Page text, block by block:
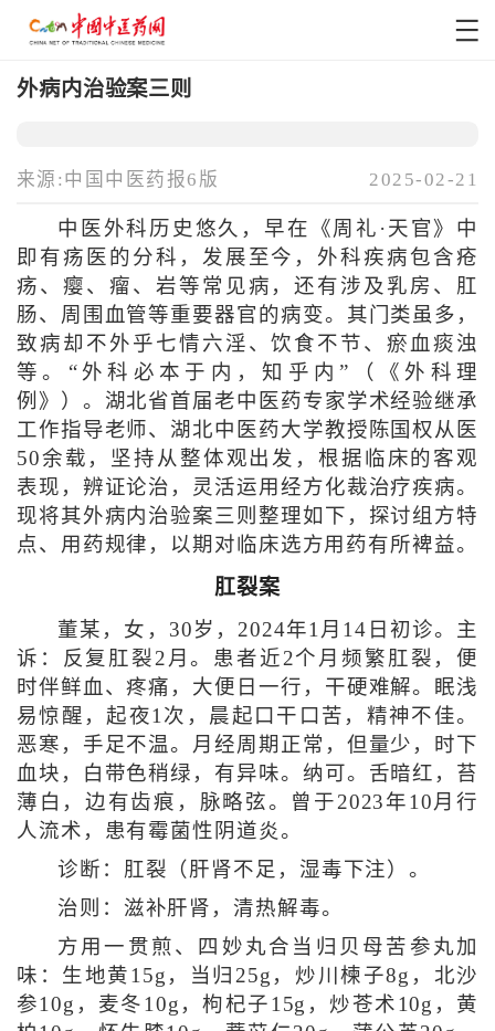
外病内治验案三则
来源:中国中医药报6版 2025-02-21
中医外科历史悠久，早在《周礼·天官》中
即有疡医的分科，发展至今，外科疾病包含疮
疡、瘿、瘤、岩等常见病，还有涉及乳房、肛
肠、周围血管等重要器官的病变。其门类虽多，
致病却不外乎七情六淫、饮食不节、瘀血痰浊
等。“外科必本于内，知乎内”（《外科理
例》）。湖北省首届老中医药专家学术经验继承
工作指导老师、湖北中医药大学教授陈国权从医
50余载，坚持从整体观出发，根据临床的客观
表现，辨证论治，灵活运用经方化裁治疗疾病。
现将其外病内治验案三则整理如下，探讨组方特
点、用药规律，以期对临床选方用药有所裨益。
肛裂案
董某，女，30岁，2024年1月14日初诊。主
诉：反复肛裂2月。患者近2个月频繁肛裂，便
时伴鲜血、疼痛，大便日一行，干硬难解。眠浅
易惊醒，起夜1次，晨起口干口苦，精神不佳。
恶寒，手足不温。月经周期正常，但量少，时下
血块，白带色稍绿，有异味。纳可。舌暗红，苔
薄白，边有齿痕，脉略弦。曾于2023年10月行
人流术，患有霉菌性阴道炎。
诊断：肛裂（肝肾不足，湿毒下注）。
治则：滋补肝肾，清热解毒。
方用一贯煎、四妙丸合当归贝母苦参丸加
味：生地黄15g，当归25g，炒川楝子8g，北沙
参10g，麦冬10g，枸杞子15g，炒苍术10g，黄